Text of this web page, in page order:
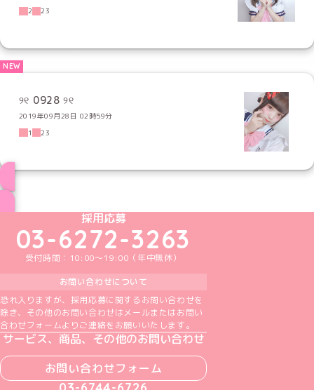
2
23
୨୧ 0928 ୨୧
2019年09月28日 02時59分
1
23
めいどりーみんTikTok公式アカウント
めいどりーみんX公式アカウント
採用応募
03-6272-3263
受付時間：10:00～19:00（年中無休）
お問い合わせについて
恐れ入りますが、採用応募に関するお問い合わせを
除き、その他のお問い合わせはメールまたはお問い
合わせフォームよりご連絡をお願いいたします。
サービス、商品、その他のお問い合わせ
お問い合わせフォーム